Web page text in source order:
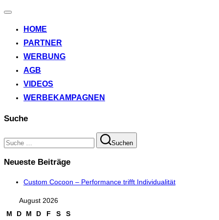
Navigation
HOME
PARTNER
WERBUNG
AGB
VIDEOS
WERBEKAMPAGNEN
Suche
Suchen
nach:
Suchen
Neueste Beiträge
Custom Cocoon – Performance trifft Individualität
August 2026
M
D M D F S
S